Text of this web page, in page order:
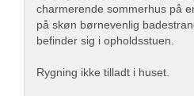
charmerende sommerhus på
på skøn børnevenlig
befinder sig i opholdsstuen.
Rygning ikke tilladt i huset.